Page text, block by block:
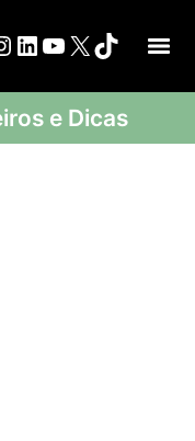
e Dicas